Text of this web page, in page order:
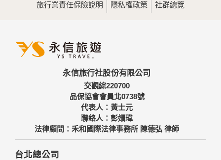
為提供精確的服務，我們會將收集的問卷調查內容進行統計與
分析，分析結果之統計數據或說明文字呈現，除供內部研究
三、資料之保護
備及必要的安全防護措施，加以保護網站及您的個人資料採用
嚴格的保護措施，只由經過授權的人員才能接觸您的個人資
料，相關處理人員皆簽有保密合約，如有違反保密義務者，將
會受到相關的法律處分。
如因業務需要有必要委託其他單位提供服務時，本網站亦會嚴
格要求其遵守保密義務，並且採取必要檢查程序以確定其將確
實遵守。
四、網站對外的相關連結
旅行業責任保險說明 隱私權政策 社群總覽
永信旅行社股份有限公司
交觀綜220700
品保協會會員北0738號
代表人：黃士元
聯絡人：彭姍瑋
法律顧問：禾和國際法律事務所 陳德弘 律師
台北總公司